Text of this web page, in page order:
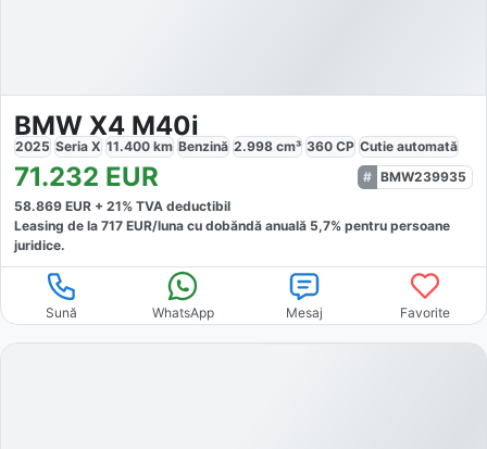
BMW X4 M40i
2025 Seria X 11.400 km Benzină 2.998 cm³ 360 CP Cutie automată
71.232 EUR
BMW239935
58.869 EUR + 21% TVA deductibil
Leasing de la 717 EUR/luna cu dobăndă anuală 5,7% pentru persoane
juridice.
Sună WhatsApp Mesaj Favorite